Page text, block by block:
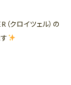
クロイツェル）の